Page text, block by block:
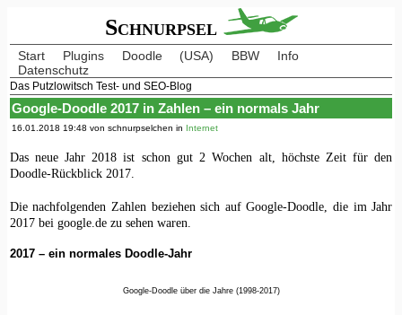
Schnurpsel
Start Plugins Doodle (USA) BBW
Info
Datenschutz
Das Putzlowitsch Test- und SEO-Blog
Google-Doodle 2017 in Zahlen – ein normals Jahr
16.01.2018 19:48 von schnurpselchen in Internet
Das neue Jahr 2018 ist schon gut 2 Wochen alt, höchste Zeit für den
Doodle-Rückblick 2017.
Die nachfolgenden Zahlen beziehen sich auf Google-Doodle, die im Jahr
2017 bei google.de zu sehen waren.
2017 – ein normales Doodle-Jahr
Google-Doodle über die Jahre (1998-2017)